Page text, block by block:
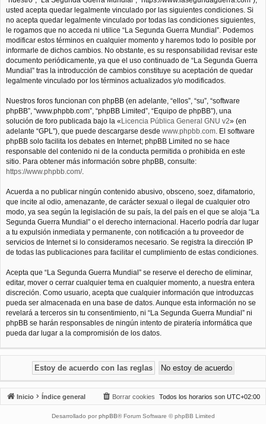
usted acepta quedar legalmente vinculado por las siguientes condiciones. Si
no acepta quedar legalmente vinculado por todas las condiciones siguientes,
le rogamos que no acceda ni utilice “La Segunda Guerra Mundial”. Podemos
modificar estos términos en cualquier momento y haremos todo lo posible por
informarle de dichos cambios. No obstante, es su responsabilidad revisar este
documento periódicamente, ya que el uso continuado de “La Segunda Guerra
Mundial” tras la introducción de cambios constituye su aceptación de quedar
legalmente vinculado por los términos actualizados y/o modificados.
Nuestros foros funcionan con phpBB (en adelante, “ellos”, “su”, “software
phpBB”, “www.phpbb.com”, “phpBB Limited”, “Equipo de phpBB”), una
solución de foro publicada bajo la «Licencia Pública General GNU v2» (en
adelante “GPL”), que puede descargarse desde www.phpbb.com. El software
phpBB solo facilita los debates en Internet; phpBB Limited no se hace
responsable del contenido ni de la conducta permitida o prohibida en este
sitio. Para obtener más información sobre phpBB, consulte:
https://www.phpbb.com/.
Acuerda a no publicar ningún contenido abusivo, obsceno, soez, difamatorio,
que incite al odio, amenazante, de carácter sexual o ilegal de cualquier otro
modo, ya sea según la legislación de su país, la del país en el que se aloja “La
Segunda Guerra Mundial” o el derecho internacional. Hacerlo podría dar lugar
a tu expulsión inmediata y permanente, con notificación a tu proveedor de
servicios de Internet si lo consideramos necesario. Se registra la dirección IP
de todas las publicaciones para facilitar el cumplimiento de estas condiciones.
Acepta que “La Segunda Guerra Mundial” se reserve el derecho de eliminar,
editar, mover o cerrar cualquier tema en cualquier momento, a nuestra entera
discreción. Como usuario, acepta que cualquier información que introduzcas
pueda ser almacenada en una base de datos. Aunque esta información no se
revelará a terceros sin tu consentimiento, ni “La Segunda Guerra Mundial” ni
phpBB se harán responsables de ningún intento de piratería informática que
pueda dar lugar a la compromisión de los datos.
Inicio Índice general Todos los horarios son UTC+02:00
Borrar cookies
Desarrollado por phpBB® Forum Software © phpBB Limited